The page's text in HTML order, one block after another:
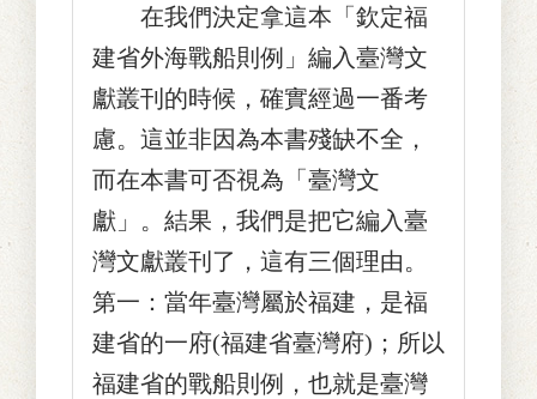
在我們決定拿這本「欽定福
建省外海戰船則例」編入臺灣文
獻叢刊的時候，確實經過一番考
慮。這並非因為本書殘缺不全，
而在本書可否視為「臺灣文
獻」。結果，我們是把它編入臺
灣文獻叢刊了，這有三個理由。
第一：當年臺灣屬於福建，是福
建省的一府(福建省臺灣府)；所以
福建省的戰船則例，也就是臺灣